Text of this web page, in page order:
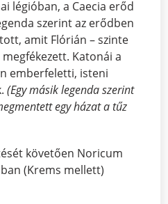
légióban, a Caecia erőd
szerint az erődben
amit Flórián – szinte
Katonái a
emberfeletti, isteni
(Egy másik legenda szerint
egy házat a tűz
követően Noricum
(Krems mellett)